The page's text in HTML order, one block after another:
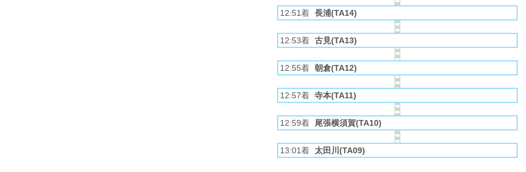
12:51着 長浦(TA14)
12:53着 古見(TA13)
12:55着 朝倉(TA12)
12:57着 寺本(TA11)
12:59着 尾張横須賀(TA10)
13:01着 太田川(TA09)